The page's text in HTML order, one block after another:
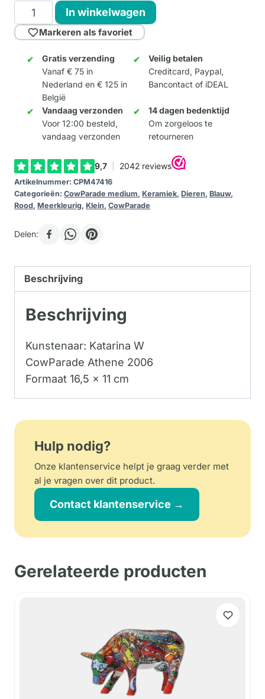
Klaricious
(medium
ceramic)
aantal
In winkelwagen
Markeren als favoriet
Gratis verzending
Vanaf € 75 in
Nederland en € 125 in
België
Veilig betalen
Creditcard, Paypal,
Bancontact of iDEAL
Vandaag verzonden
Voor 12:00 besteld,
vandaag verzonden
14 dagen bedenktijd
Om zorgeloos te
retourneren
Artikelnummer: CPM47416
Categorieën: CowParade medium, Keramiek, Dieren, Blauw,
Rood, Meerkleurig, Klein, CowParade
Delen:
Beschrijving
Beschrijving
Kunstenaar: Katarina W
CowParade Athene 2006
Formaat 16,5 x 11 cm
Hulp nodig?
Onze klantenservice helpt je graag verder met
al je vragen over dit product.
Contact klantenservice →
Gerelateerde producten